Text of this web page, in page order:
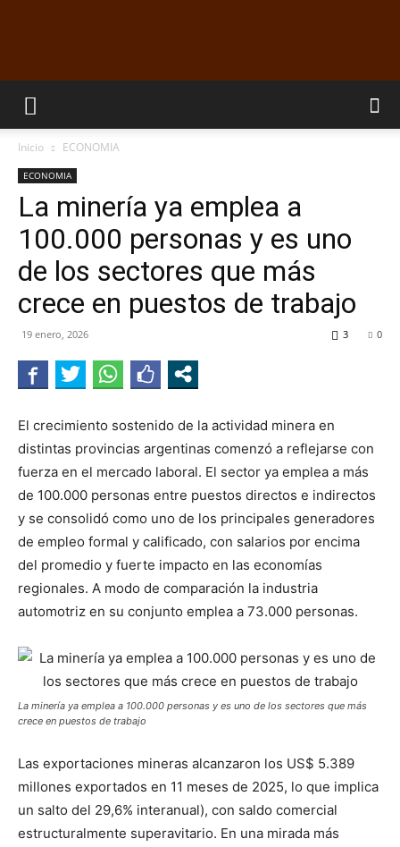
EL
RADIO
Inicio ECONOMIA
ECONOMIA
La minería ya emplea a
100.000 personas y es uno
de los sectores que más
crece en puestos de trabajo
19 enero, 2026 0
3
El crecimiento sostenido de la actividad minera en
distintas provincias argentinas comenzó a reflejarse con
fuerza en el mercado laboral. El sector ya emplea a más
de 100.000 personas entre puestos directos e indirectos
y se consolidó como uno de los principales generadores
de empleo formal y calificado, con salarios por encima
del promedio y fuerte impacto en las economías
regionales. A modo de comparación la industria
automotriz en su conjunto emplea a 73.000 personas.
La minería ya emplea a 100.000 personas y es uno de los sectores que más
crece en puestos de trabajo
Las exportaciones mineras alcanzaron los US$ 5.389
millones exportados en 11 meses de 2025, lo que implica
un salto del 29,6% interanual), con saldo comercial
estructuralmente superavitario. En una mirada más